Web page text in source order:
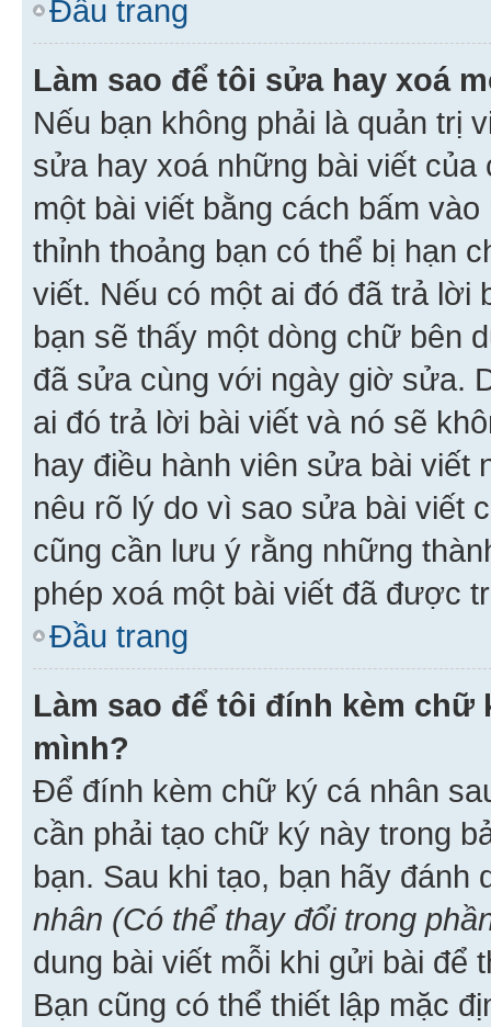
Đầu trang
Làm sao để tôi sửa hay xoá
Nếu bạn không phải là quản trị
sửa hay xoá những bài viết
một bài viết bằng cách bấm
thỉnh thoảng bạn có thể bị hạn
viết. Nếu có một ai đó đã trả lời
bạn sẽ thấy một dòng chữ bên
đã sửa cùng với ngày giờ sửa.
ai đó trả lời bài viết và nó sẽ
hay điều hành viên sửa bài viết
nêu rõ lý do vì sao sửa bài viết
cũng cần lưu ý rằng những
phép xoá một bài viết đã được
Đầu trang
Làm sao để tôi đính kèm chữ
mình?
Để đính kèm chữ ký cá nhân
cần phải tạo chữ ký này trong
bạn. Sau khi tạo, bạn hãy
nhân (Có thể thay đổi trong
dung bài viết mỗi khi gửi bài để
Bạn cũng có thể thiết lập mặc